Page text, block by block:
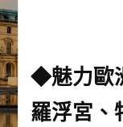
◆魅力歐
羅浮宮、